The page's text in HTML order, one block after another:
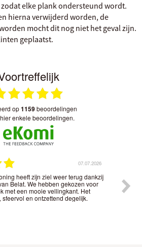
elke plank ondersteund wordt.
hierna verwijderd worden, de
mocht dit nog niet het geval zijn.
geplaatst.
op1159beoordelingen
hier enkele beoordelingen.
07.07.2026
heeft zijn ziel weer terug dankzij
Belat. We hebben gekozen voor
met een mooie vellingkant. Het
sfeervol en ontzettend degelijk.